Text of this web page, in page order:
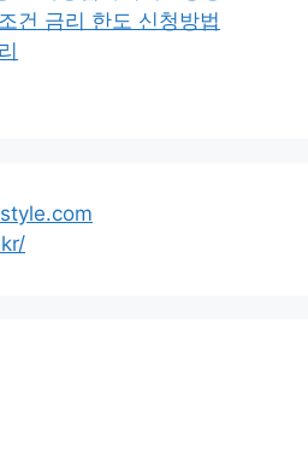
건 금리 한도 신청방법